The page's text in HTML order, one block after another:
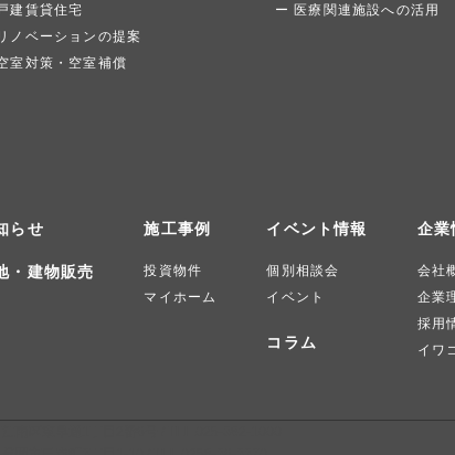
建賃貸住宅
リノベーションの提案
室対策・空室補償
医療関連施設への活用
らせ
・建物販売
施工事例
投資物件
マイホーム
イベント情報
個別相談会
イベント
コラム
企業
会社
企業
採用
イワ